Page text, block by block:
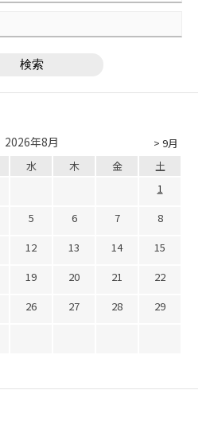
> 9月
2026年8月
水 木 金
土
1
5 6 7
8
12 13 14
15
19 20 21
22
26 27 28
29